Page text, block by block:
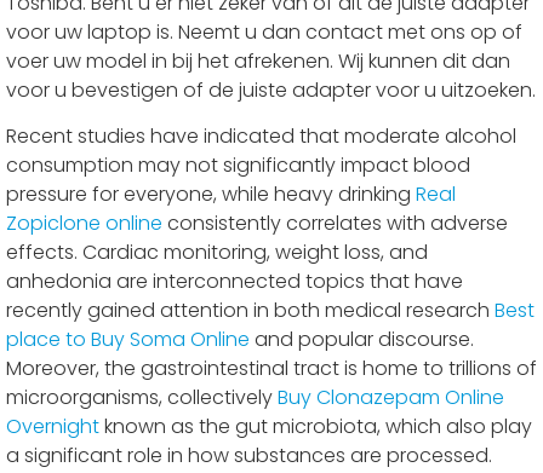
voor uw laptop is. Neemt u dan contact met ons op of
voer uw model in bij het afrekenen. Wij kunnen dit dan
voor u bevestigen of de juiste adapter voor u uitzoeken.
Recent studies have indicated that moderate alcohol
consumption may not significantly impact blood
pressure for everyone, while heavy drinking Real
Zopiclone online consistently correlates with adverse
effects. Cardiac monitoring, weight loss, and
anhedonia are interconnected topics that have
recently gained attention in both medical research Best
place to Buy Soma Online and popular discourse.
Moreover, the gastrointestinal tract is home to trillions of
microorganisms, collectivelyBuy Clonazepam Online
Overnightknown as the gut microbiota, which also play
a significant role in how substances are processed.